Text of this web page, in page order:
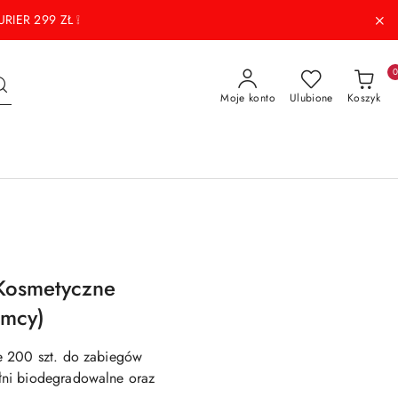
299 ZŁ ❕
Moje konto Ulubione Koszyk
0
200 szt. do zabiegów
biodegradowalne oraz